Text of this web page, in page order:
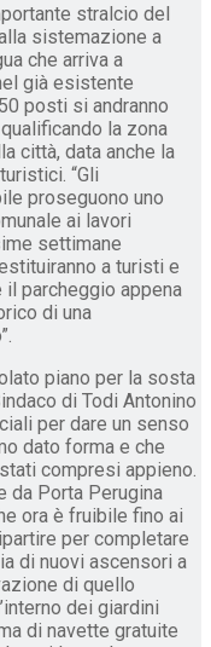
stralcio del
sistemazione a
che arriva a
già esistente
posti si andranno
la zona
città, data anche la
“Gli
proseguono uno
ai lavori
settimane
a turisti e
parcheggio appena
di una
piano per la sosta
di Todi Antonino
per dare un senso
dato forma e che
compresi appieno.
da Porta Perugina
ora è fruibile fino ai
per completare
di nuovi ascensori a
di quello
dei giardini
di navette gratuite